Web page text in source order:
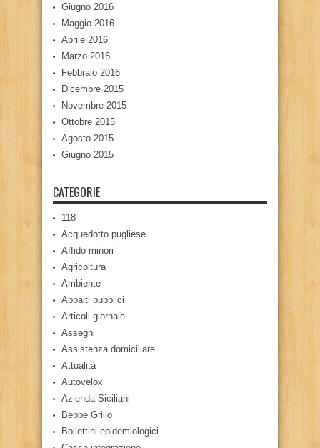
Giugno 2016
Maggio 2016
Aprile 2016
Marzo 2016
Febbraio 2016
Dicembre 2015
Novembre 2015
Ottobre 2015
Agosto 2015
Giugno 2015
CATEGORIE
118
Acquedotto pugliese
Affido minori
Agricoltura
Ambiente
Appalti pubblici
Articoli giornale
Assegni
Assistenza domiciliare
Attualità
Autovelox
Azienda Siciliani
Beppe Grillo
Bollettini epidemiologici